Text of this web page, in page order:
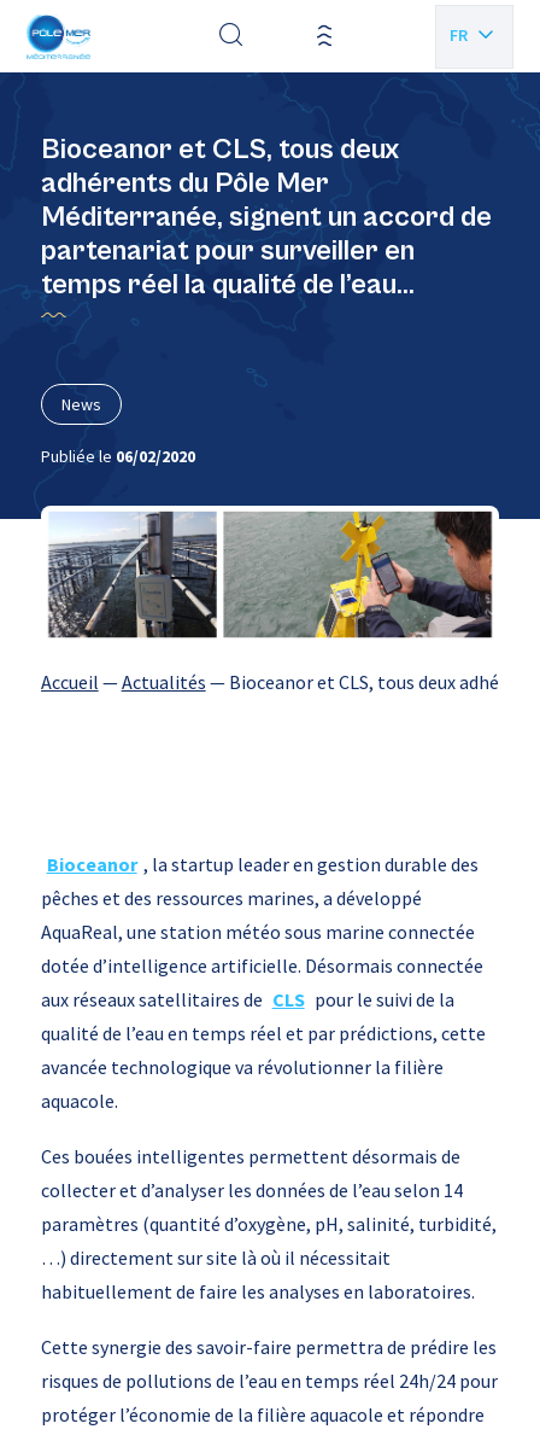
FR
EN
Bioceanor et CLS, tous deux
adhérents du Pôle Mer
Méditerranée, signent un accord de
partenariat pour surveiller en
temps réel la qualité de l’eau…
News
Publiée le 06/02/2020
Accueil —Actualités — Bioceanor et CLS, tous deux
Bioceanor , la startup leader en gestion durable des
pêches et des ressources marines, a développé
AquaReal, une station météo sous marine connectée
dotée d’intelligence artificielle. Désormais connectée
aux réseaux satellitaires de CLS pour le suivi de la
qualité de l’eau en temps réel et par prédictions, cette
avancée technologique va révolutionner la filière
aquacole.
Ces bouées intelligentes permettent désormais de
collecter et d’analyser les données de l’eau selon 14
paramètres (quantité d’oxygène, pH, salinité, turbidité,
…) directement sur site là où il nécessitait
habituellement de faire les analyses en laboratoires.
Cette synergie des savoir-faire permettra de prédire les
risques de pollutions de l’eau en temps réel 24h/24 pour
protéger l’économie de la filière aquacole et répondre
Panneau de gestion des cookies